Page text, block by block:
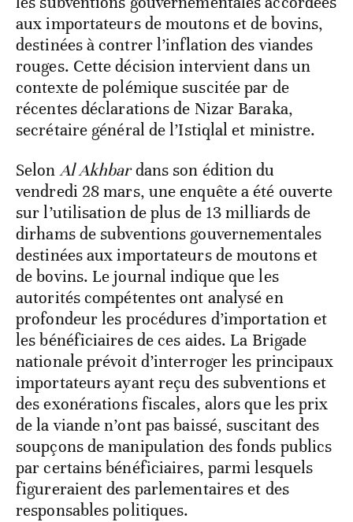
aux importateurs de moutons et de bovins,
destinées à contrer l’inflation des viandes
rouges. Cette décision intervient dans un
contexte de polémique suscitée par de
récentes déclarations de Nizar Baraka,
secrétaire général de l’Istiqlal et ministre.
SelonAl Akhbardans son édition du
vendredi 28 mars, une enquête a été ouverte
sur l’utilisation de plus de 13 milliards de
dirhams de subventions gouvernementales
destinées aux importateurs de moutons et
de bovins. Le journal indique que les
autorités compétentes ont analysé en
profondeur les procédures d’importation et
les bénéficiaires de ces aides. La Brigade
nationale prévoit d’interroger les principaux
importateurs ayant reçu des subventions et
des exonérations fiscales, alors que les prix
de la viande n’ont pas baissé, suscitant des
soupçons de manipulation des fonds publics
par certains bénéficiaires, parmi lesquels
figureraient des parlementaires et des
responsables politiques.